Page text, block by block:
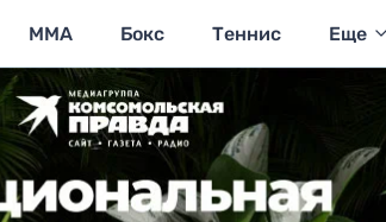
MMA Бокс Теннис Еще